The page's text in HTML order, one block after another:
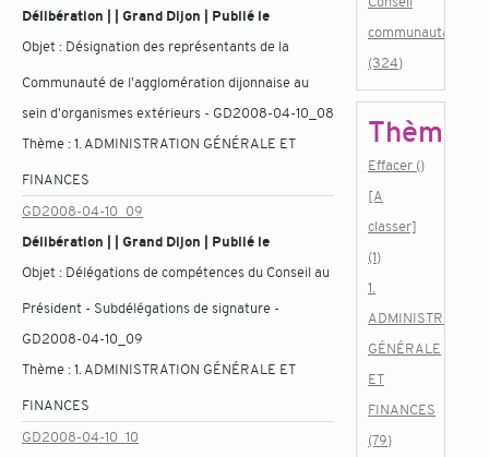
Délibération | | Grand Dijon | Publié le
Objet : Désignation des représentants de la
Communauté de l'agglomération dijonnaise au
sein d'organismes extérieurs - GD2008-04-10_08
Thème :1. ADMINISTRATION GÉNÉRALE ET
FINANCES
GD2008-04-10_09
Délibération | | Grand Dijon | Publié le
Objet : Délégations de compétences du Conseil au
Président - Subdélégations de signature -
GD2008-04-10_09
Thème :1. ADMINISTRATION GÉNÉRALE ET
FINANCES
GD2008-04-10_10
communautaire
(324)
Thème
Effacer ()
[A
classer]
(1)
1.
ADMINISTRATION
GÉNÉRALE
ET
FINANCES
(79)